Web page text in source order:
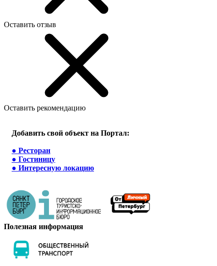
Оставить отзыв
Оставить рекомендацию
Добавить свой объект на Портал:
● Ресторан
● Гостиницу
● Интересную локацию
Полезная информация